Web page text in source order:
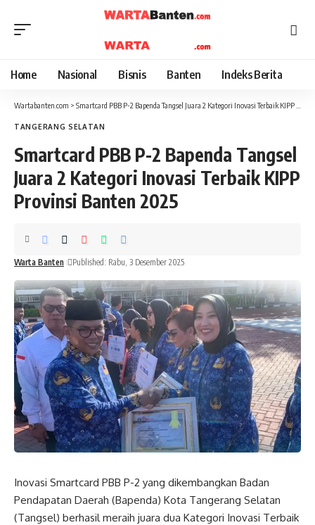
Home Nasional Bisnis Banten Indeks Berita
Wartabanten.com > Smartcard PBB P-2 Bapenda Tangsel Juara 2 Kategori Inovasi Terbaik KIPP Provinsi Banten 2025
TANGERANG SELATAN
Smartcard PBB P-2 Bapenda Tangsel
Juara 2 Kategori Inovasi Terbaik KIPP
Provinsi Banten 2025
Warta Banten Published: Rabu, 3 Desember 2025
Inovasi Smartcard PBB P-2 yang dikembangkan Badan
Pendapatan Daerah (Bapenda) Kota Tangerang Selatan
(Tangsel) berhasil meraih juara dua Kategori Inovasi Terbaik